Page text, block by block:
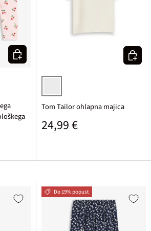
+ svetlo rozasta
Izberi varianto
bela potiskana
Tom Tailor ohlapna majica
Običajna cena
24,99 €
Izberi
Do 19% popust